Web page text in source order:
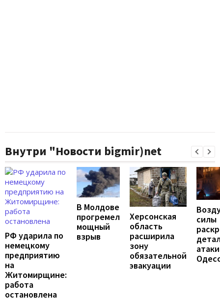
Внутри "Новости bigmir)net
РФ ударила по
немецкому
предприятию
на
Житомирщине:
работа
остановлена
В Молдове
прогремел
мощный
взрыв
Херсонская
область
расширила
зону
обязательной
эвакуации
силы